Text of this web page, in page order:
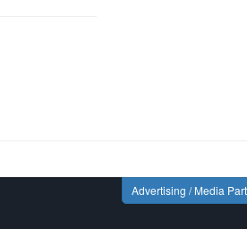
Advertising / Media